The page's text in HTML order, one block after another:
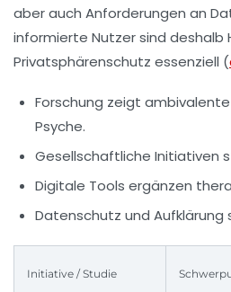
aber auch Anforderungen an
informierte Nutzer sind deshalb
Privatsphärenschutz essenziell (
Forschung zeigt
Psyche.
Gesellschaftliche Initiativen
Digitale Tools ergänzen
Datenschutz und
Initiative / Studie